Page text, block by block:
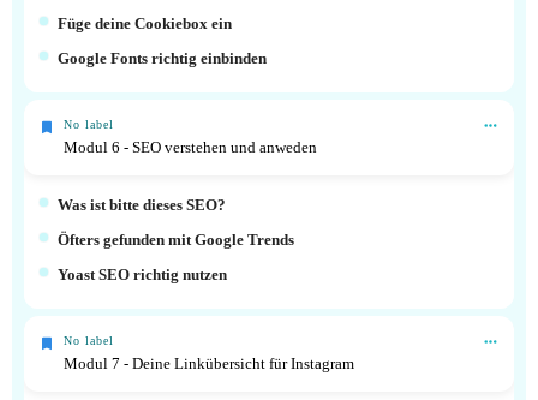
Füge deine Cookiebox ein
Google Fonts richtig einbinden
No label
Modul 6 - SEO verstehen und anweden
Was ist bitte dieses SEO?
Öfters gefunden mit Google Trends
Yoast SEO richtig nutzen
No label
Modul 7 - Deine Linkübersicht für Instagram